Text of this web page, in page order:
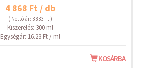
4 868 Ft / db
( Nettó ár: 3 833 Ft )
Kiszerelés: 300 ml
Egységár: 16.23 Ft / ml
KOSÁRBA